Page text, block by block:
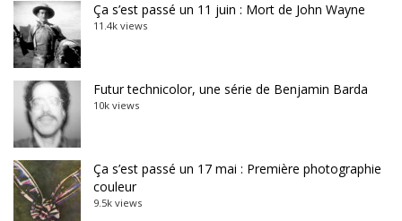
Ça s’est passé un 11 juin : Mort de John Wayne
11.4k views
Futur technicolor, une série de Benjamin Barda
10k views
Ça s’est passé un 17 mai : Première photographie
couleur
9.5k views